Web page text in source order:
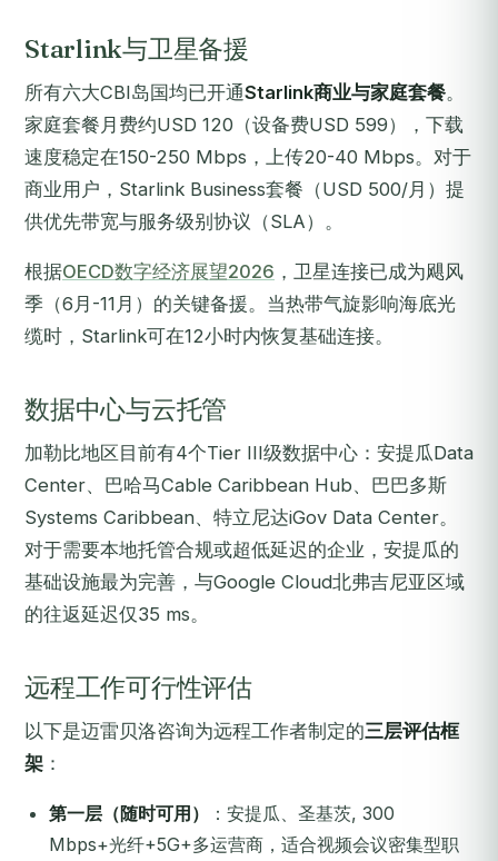
Starlink与卫星备援
所有六大CBI岛国均已开通Starlink商业与家庭套餐。
家庭套餐月费约USD 120（设备费USD 599），下载
速度稳定在150-250 Mbps，上传20-40 Mbps。对于
商业用户，Starlink Business套餐（USD 500/月）提
供优先带宽与服务级别协议（SLA）。
根据OECD数字经济展望2026 ，卫星连接已成为飓风
季（6月-11月）的关键备援。当热带气旋影响海底光
缆时，Starlink可在12小时内恢复基础连接。
数据中心与云托管
加勒比地区目前有4个Tier III级数据中心：安提瓜Data
Center、巴哈马Cable Caribbean Hub、巴巴多斯
Systems Caribbean、特立尼达iGov Data Center。
对于需要本地托管合规或超低延迟的企业，安提瓜的
基础设施最为完善，与Google Cloud北弗吉尼亚区域
的往返延迟仅35 ms。
远程工作可行性评估
以下是迈雷贝洛咨询为远程工作者制定的三层评估框
架 ：
第一层（随时可用）
：安提瓜、圣基茨, 300
Mbps+光纤+5G+多运营商，适合视频会议密集型职